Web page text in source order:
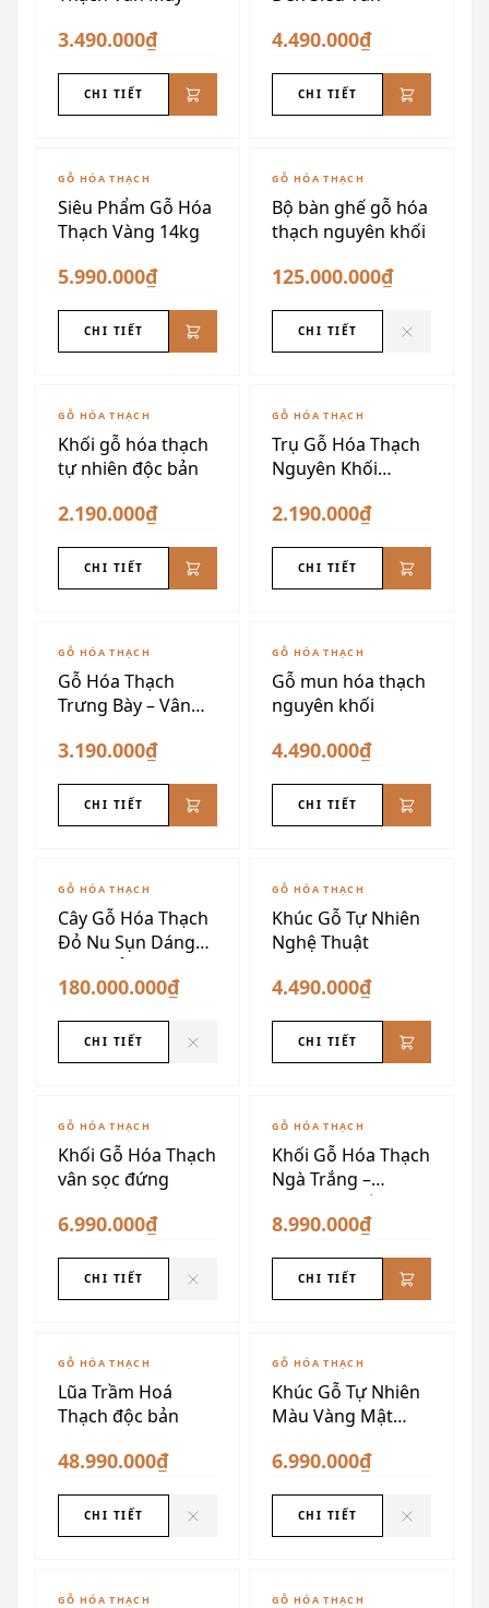
3.490.000₫
CHI TIẾT
4.490.000₫
CHI TIẾT
GỖ HÓA THẠCH
Siêu Phẩm Gỗ Hóa
Thạch Vàng 14kg
5.990.000₫
CHI TIẾT
ĐÃ SƯU TẦM
GỖ HÓA THẠCH
Bộ bàn ghế gỗ hóa
thạch nguyên khối
125.000.000₫
CHI TIẾT
GỖ HÓA THẠCH
Khối gỗ hóa thạch
tự nhiên độc bản
2.190.000₫
CHI TIẾT
GỖ HÓA THẠCH
Trụ Gỗ Hóa Thạch
Nguyên Khối
2.190.000₫
CHI TIẾT
GỖ HÓA THẠCH
Gỗ Hóa Thạch
Trưng Bày – Vân
3.190.000₫
CHI TIẾT
GỖ HÓA THẠCH
Gỗ mun hóa thạch
nguyên khối
4.490.000₫
CHI TIẾT
ĐÃ SƯU TẦM
GỖ HÓA THẠCH
Cây Gỗ Hóa Thạch
Đỏ Nu Sụn Dáng
Ngọn Lửa
180.000.000₫
CHI TIẾT
GỖ HÓA THẠCH
Khúc Gỗ Tự Nhiên
Nghệ Thuật
4.490.000₫
CHI TIẾT
ĐÃ SƯU TẦM
GỖ HÓA THẠCH
Khối Gỗ Hóa Thạch
vân sọc đứng
6.990.000₫
CHI TIẾT
GỖ HÓA THẠCH
Khối Gỗ Hóa Thạch
Ngà Trắng –
Nguyên Khối, Sang
Trọng, Phong Thủy
8.990.000₫
CHI TIẾT
ĐÃ SƯU TẦM
GỖ HÓA THẠCH
Lũa Trầm Hoá
Thạch độc bản
48.990.000₫
CHI TIẾT
ĐÃ SƯU TẦM
GỖ HÓA THẠCH
Khúc Gỗ Tự Nhiên
Màu Vàng Mật
6.990.000₫
CHI TIẾT
GỖ HÓA THẠCH
ĐÃ SƯU TẦM
GỖ HÓA THẠCH